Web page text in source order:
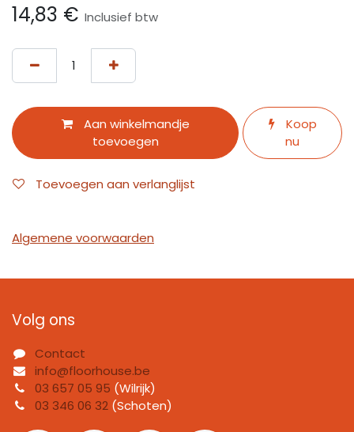
14,83 € Inclusief btw
Aan winkelmandje
toevoegen
Koop
nu
Toevoegen aan verlanglijst
Algemene voorwaarden
Volg ons
Contact
info@floorhouse.be
03 657 05 95 (Wilrijk)
03 346 06 32 (Schoten)